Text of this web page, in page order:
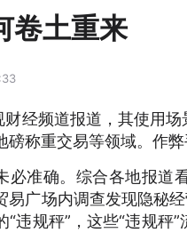
卷土重来
财经频道报道，其使用
磅称重交易等领域。作
必准确。综合各地报道
易广场内调查发现隐秘
“违规秤”，这些“违规